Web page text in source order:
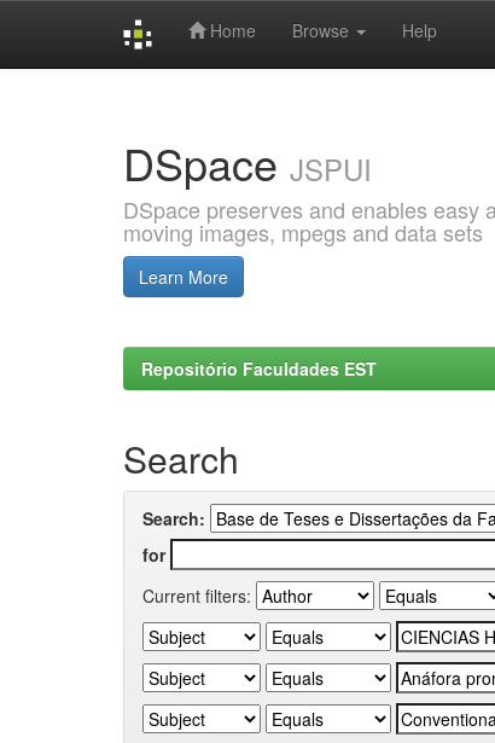
Home Browse Help
DSpace JSPUI
DSpace preserves and enables easy
moving images, mpegs and data sets
Learn More
Repositório Faculdades EST
Search
Search:
for
Current filters: